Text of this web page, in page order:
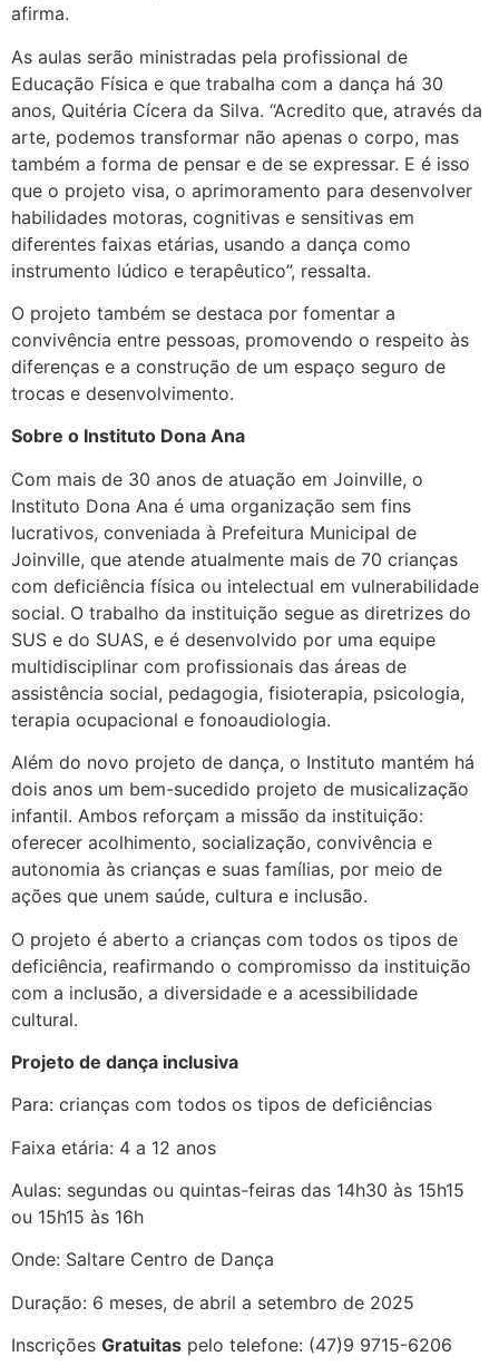
afirma.
As aulas serão ministradas pela profissional de
Educação Física e que trabalha com a dança há 30
anos, Quitéria Cícera da Silva. “Acredito que, através da
arte, podemos transformar não apenas o corpo, mas
também a forma de pensar e de se expressar. E é isso
que o projeto visa, o aprimoramento para desenvolver
habilidades motoras, cognitivas e sensitivas em
diferentes faixas etárias, usando a dança como
instrumento lúdico e terapêutico”, ressalta.
O projeto também se destaca por fomentar a
convivência entre pessoas, promovendo o respeito às
diferenças e a construção de um espaço seguro de
trocas e desenvolvimento.
Sobre o Instituto Dona Ana
Com mais de 30 anos de atuação em Joinville, o
Instituto Dona Ana é uma organização sem fins
lucrativos, conveniada à Prefeitura Municipal de
Joinville, que atende atualmente mais de 70 crianças
com deficiência física ou intelectual em vulnerabilidade
social. O trabalho da instituição segue as diretrizes do
SUS e do SUAS, e é desenvolvido por uma equipe
multidisciplinar com profissionais das áreas de
assistência social, pedagogia, fisioterapia, psicologia,
terapia ocupacional e fonoaudiologia.
Além do novo projeto de dança, o Instituto mantém há
dois anos um bem-sucedido projeto de musicalização
infantil. Ambos reforçam a missão da instituição:
oferecer acolhimento, socialização, convivência e
autonomia às crianças e suas famílias, por meio de
ações que unem saúde, cultura e inclusão.
O projeto é aberto a crianças com todos os tipos de
deficiência, reafirmando o compromisso da instituição
com a inclusão, a diversidade e a acessibilidade
cultural.
Projeto de dança inclusiva
Para: crianças com todos os tipos de deficiências
Faixa etária: 4 a 12 anos
Aulas: segundas ou quintas-feiras das 14h30 às 15h15
ou 15h15 às 16h
Onde: Saltare Centro de Dança
Duração: 6 meses, de abril a setembro de 2025
Inscrições Gratuitas pelo telefone: (47)9 9715-6206